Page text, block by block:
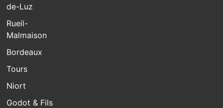
de-Luz
Rueil-
Malmaison
Bordeaux
Tours
Niort
Godot & Fils